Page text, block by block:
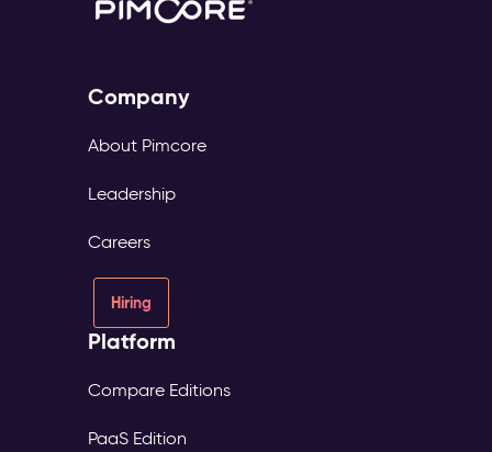
Company
About Pimcore
Leadership
Careers
Hiring
Platform
Compare Editions
PaaS Edition